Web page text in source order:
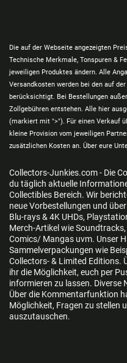
Die auf der Webseite angezeigten
Technische Merkmale, Tonspuren &
jeweiligen Produktes ändern. Alle
Versandkosten werden bei den auf
berücksichtigt. Bei Bestellungen
Zollgebühren entstehen. Alle hier
(markiert mit ">"). Für einen Verkauf
kleine Provision vom jeweiligen
zusätzlichen Kosten an. Über eure
Collectors-Junkies.com - Die
du täglich aktuelle
Collectibles Bereich. Wir
neue Vorbestellungen und
Blu-rays & 4K UHDs,
Merch-Artikel wie
Comics/ Mangas uvm. Unser
Sammelverpackungen wie
Collectors- & Limited Editions.
ihr die Möglichkeit, euch per
informieren zu lassen. Diverse
Über die Kommentarfunktion
Möglichkeit, Fragen zu stellen
auszutauschen.